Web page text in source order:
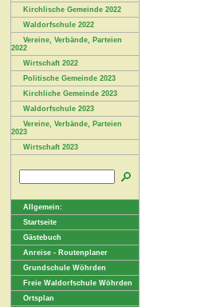
Kirchlische Gemeinde 2022
Waldorfschule 2022
Vereine, Verbände, Parteien
2022
Wirtschaft 2022
Politische Gemeinde 2023
Kirchliche Gemeinde 2023
Waldorfschule 2023
Vereine, Verbände, Parteien
2023
Wirtschaft 2023
Allgemein:
Startseite
Gästebuch
Anreise - Routenplaner
Grundschule Wöhrden
Freie Waldorfschule Wöhrden
Ortsplan